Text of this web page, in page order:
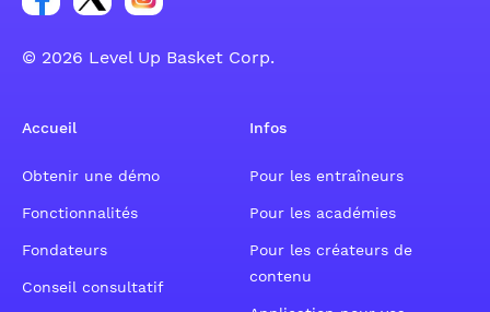
© 2026 Level Up Basket Corp.
Accueil
Obtenir une démo
Fonctionnalités
Fondateurs
Conseil consultatif
Infos
Pour les entraîneurs
Pour les académies
Pour les créateurs de
contenu